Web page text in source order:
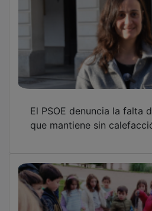
que mantiene sin